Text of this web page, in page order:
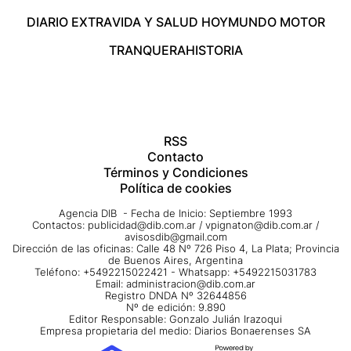
DIARIO EXTRAVIDA Y SALUD HOYMUNDO MOTOR
TRANQUERAHISTORIA
RSS
Contacto
Términos y Condiciones
Política de cookies
Agencia DIB - Fecha de Inicio: Septiembre 1993
Contactos: publicidad@dib.com.ar / vpignaton@dib.com.ar /
avisosdib@gmail.com
Dirección de las oficinas: Calle 48 Nº 726 Piso 4, La Plata; Provincia
de Buenos Aires, Argentina
Teléfono: +5492215022421 - Whatsapp: +5492215031783
Email: administracion@dib.com.ar
Registro DNDA Nº 32644856
Nº de edición: 9.890
Editor Responsable: Gonzalo Julián Irazoqui
Empresa propietaria del medio: Diarios Bonaerenses SA